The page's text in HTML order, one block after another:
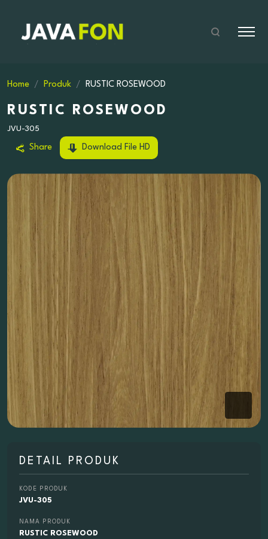
Home Produk RUSTIC ROSEWOOD
RUSTIC ROSEWOOD
JVU-305
Share Download File HD
DETAIL PRODUK
KODE PRODUK
JVU-305
NAMA PRODUK
RUSTIC ROSEWOOD